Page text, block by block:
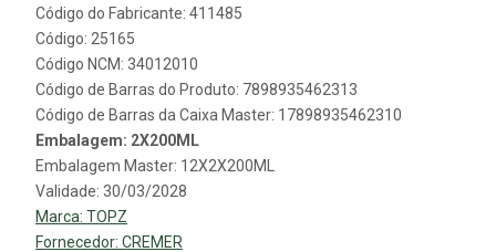
Código do Fabricante: 411485
Código: 25165
Código NCM: 34012010
Código de Barras do Produto: 7898935462313
Código de Barras da Caixa Master: 17898935462310
Embalagem: 2X200ML
Embalagem Master: 12X2X200ML
Validade: 30/03/2028
Marca: TOPZ
Fornecedor: CREMER